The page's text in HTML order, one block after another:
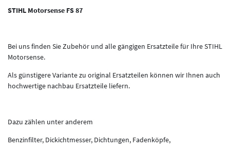
STIHL Motorsense FS 87
Bei uns finden Sie Zubehör und alle gängigen Ersatzteile für Ihre STIHL
Motorsense.
Als günstigere Variante zu original Ersatzteilen können wir Ihnen auch
hochwertige nachbau Ersatzteile liefern.
Dazu zählen unter anderem
Benzinfilter, Dickichtmesser, Dichtungen, Fadenköpfe,